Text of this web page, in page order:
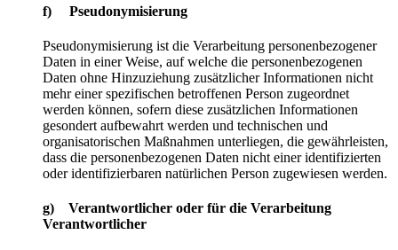
f) Pseudonymisierung
Pseudonymisierung ist die Verarbeitung personenbezogener
Daten in einer Weise, auf welche die personenbezogenen
Daten ohne Hinzuziehung zusätzlicher Informationen nicht
mehr einer spezifischen betroffenen Person zugeordnet
werden können, sofern diese zusätzlichen Informationen
gesondert aufbewahrt werden und technischen und
organisatorischen Maßnahmen unterliegen, die gewährleisten,
dass die personenbezogenen Daten nicht einer identifizierten
oder identifizierbaren natürlichen Person zugewiesen werden.
g) Verantwortlicher oder für die Verarbeitung
Verantwortlicher